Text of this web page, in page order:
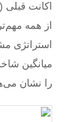
اکانت قبلی
از همه مهم‌تر
استراتژی
میانگین
را نشان